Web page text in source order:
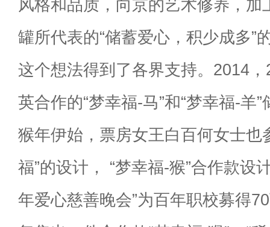
风格和品质，向京的艺术修养，加
罐所代表的“储蓄爱心，积少成多”
这个想法得到了各界支持。2014
英合作的“梦幸福-马”和“梦幸福-羊
猴年伊始，票房女王白百何女士也
福”的设计， “梦幸福-猴”合作款设
年爱心慈善晚会”为百年职校募得